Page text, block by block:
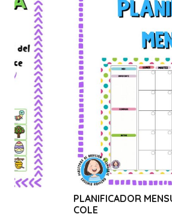
PLANIFICADOR MENSUAL PARA LA